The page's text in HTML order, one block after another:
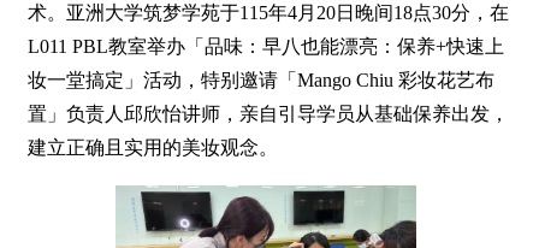
术。亚洲大学筑梦学苑于115年4月20日晚间18点30分，在
L011 PBL教室举办「品味：早八也能漂亮：保养+快速上
妆一堂搞定」活动，特别邀请「Mango Chiu 彩妆花艺布
置」负责人邱欣怡讲师，亲自引导学员从基础保养出发，
建立正确且实用的美妆观念。